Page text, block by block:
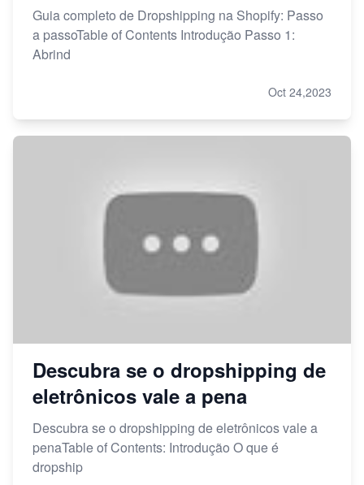
Guia completo de Dropshipping na Shopify: Passo
a passoTable of Contents Introdução Passo 1:
Abrind
Oct 24,2023
Descubra se o dropshipping de
eletrônicos vale a pena
Descubra se o dropshipping de eletrônicos vale a
penaTable of Contents: Introdução O que é
dropship